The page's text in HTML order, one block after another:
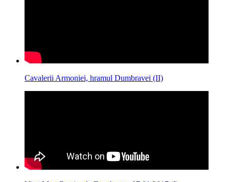
Cavalerii Armoniei, hramul Dumbravei (II)